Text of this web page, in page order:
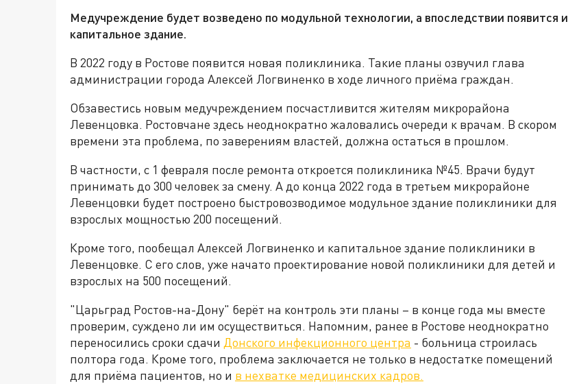
Медучреждение будет возведено по модульной технологии, а впоследствии появится и
капитальное здание.
В 2022 году в Ростове появится новая поликлиника. Такие планы озвучил глава
администрации города Алексей Логвиненко в ходе личного приёма граждан.
Обзавестись новым медучреждением посчастливится жителям микрорайона
Левенцовка. Ростовчане здесь неоднократно жаловались очереди к врачам. В скором
времени эта проблема, по заверениям властей, должна остаться в прошлом.
В частности, с 1 февраля после ремонта откроется поликлиника №45. Врачи будут
принимать до 300 человек за смену. А до конца 2022 года в третьем микрорайоне
Левенцовки будет построено быстровозводимое модульное здание поликлиники для
взрослых мощностью 200 посещений.
Кроме того, пообещал Алексей Логвиненко и капитальное здание поликлиники в
Левенцовке. С его слов, уже начато проектирование новой поликлиники для детей и
взрослых на 500 посещений.
"Царьград Ростов-на-Дону" берёт на контроль эти планы – в конце года мы вместе
проверим, суждено ли им осуществиться. Напомним, ранее в Ростове неоднократно
переносились сроки сдачи Донского инфекционного центра - больница строилась
полтора года. Кроме того, проблема заключается не только в недостатке помещений
для приёма пациентов, но и в нехватке медицинских кадров.